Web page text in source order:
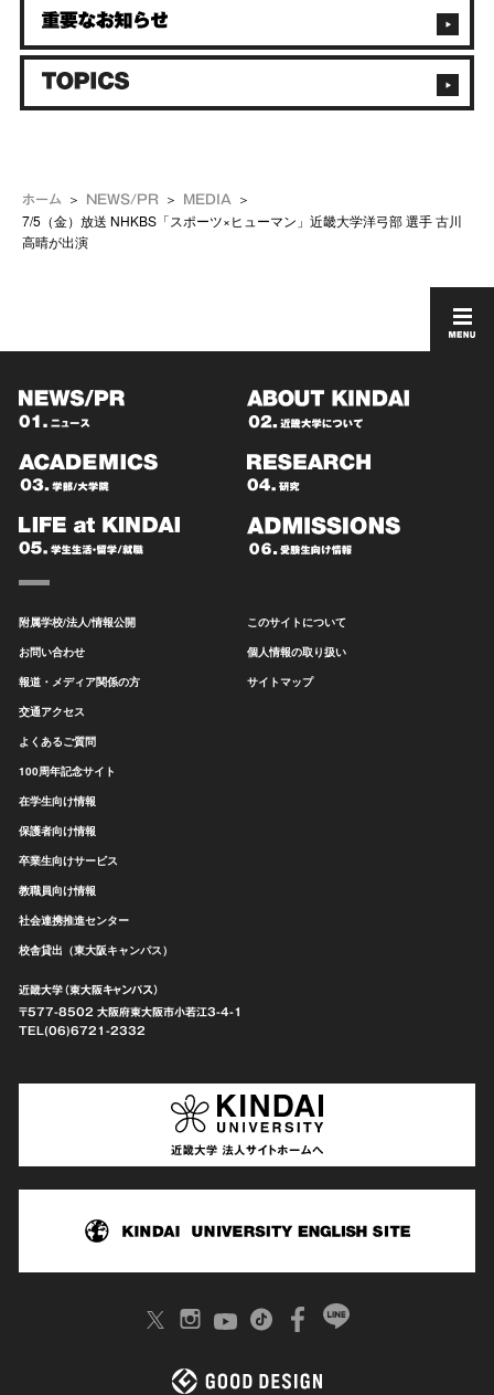
ホーム NEWS/PR MEDIA
7/5（金）放送 NHKBS「スポーツ×ヒューマン」近畿大学洋弓部 選手 古川
高晴が出演
附属学校/法人/情報公開
お問い合わせ
報道・メディア関係の方
交通アクセス
よくあるご質問
100周年記念サイト
在学生向け情報
保護者向け情報
卒業生向けサービス
教職員向け情報
社会連携推進センター
校舎貸出（東大阪キャンパス）
このサイトについて
個人情報の取り扱い
サイトマップ
近畿大学（東大阪キャンパス）
〒577-8502 大阪府東大阪市小若江3-4-1
TEL(06)6721-2332